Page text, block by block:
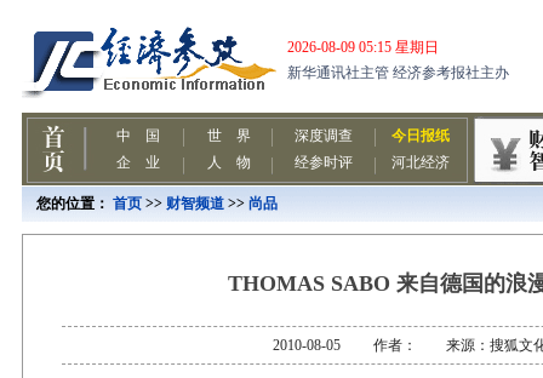
您的位置： 首页 >> 财智频道 >> 尚品
THOMAS SABO 来自德国的浪
2010-08-05 作者： 来源：搜狐文